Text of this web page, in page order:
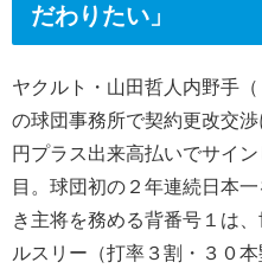
だわりたい」
ヤクルト・山田哲人内野手
の球団事務所で契約更改交
円プラス出来高払いでサイ
目。球団初の２年連続日本
き主将を務める背番号１は
ルスリー（打率３割・３０